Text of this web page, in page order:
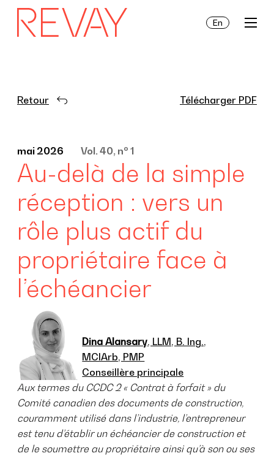
En
À propos de nous
Retour Télécharger PDF
mai 2026 Vol. 40, no 1
Au-delà de la simple
réception : vers un
rôle plus actif du
propriétaire face à
l’échéancier
Dina Alansary, LLM, B. Ing.,
MCIArb, PMP
Conseillère principale
Aux termes du CCDC 2 « Contrat à forfait » du
Comité canadien des documents de construction,
couramment utilisé dans l’industrie, l’entrepreneur
est tenu d’établir un échéancier de construction et
de le soumettre au propriétaire ainsi qu’à son ou ses